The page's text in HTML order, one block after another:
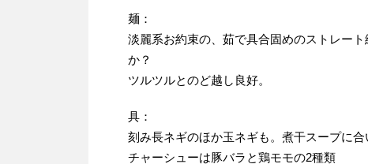
麺：
淡麗系お約束の、茹で具合固めのストレー
か？
ツルツルとのど越し良好。
具：
刻み長ネギのほか玉ネギも。煮干スープに合
チャーシューは豚バラと鶏モモの2種類